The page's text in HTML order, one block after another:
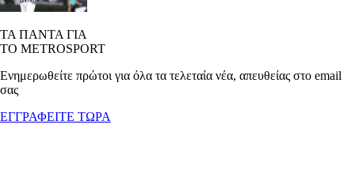
ΤΑ ΠΑΝΤΑ ΓΙΑ
ΤΟ METROSPORT
Ενημερωθείτε πρώτοι για όλα τα τελεταία νέα, απευθείας στο email
σας
ΕΓΓΡΑΦΕΙΤΕ ΤΩΡΑ